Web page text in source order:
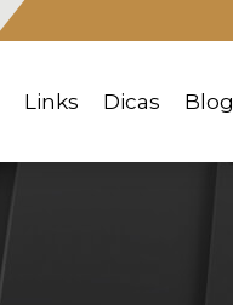
Links Dicas Blog